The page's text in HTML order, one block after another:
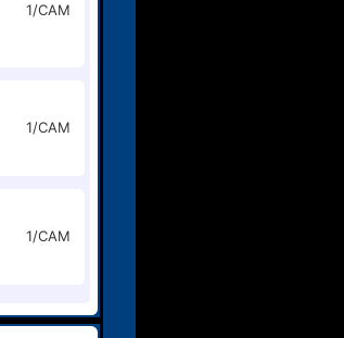
1/CAM
1/CAM
1/CAM